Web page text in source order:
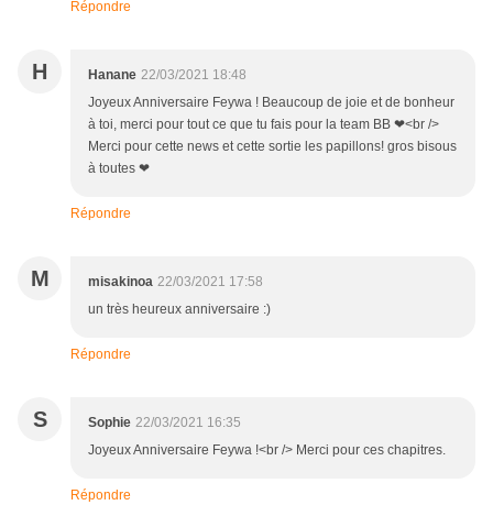
Répondre
H Hanane 22/03/2021 18:48
Joyeux Anniversaire Feywa ! Beaucoup de joie et de bonheur
à toi, merci pour tout ce que tu fais pour la team BB ❤<br />
Merci pour cette news et cette sortie les papillons! gros bisous
à toutes ❤
Répondre
M misakinoa 22/03/2021 17:58
un très heureux anniversaire :)
Répondre
S Sophie 22/03/2021 16:35
Joyeux Anniversaire Feywa !<br /> Merci pour ces chapitres.
Répondre